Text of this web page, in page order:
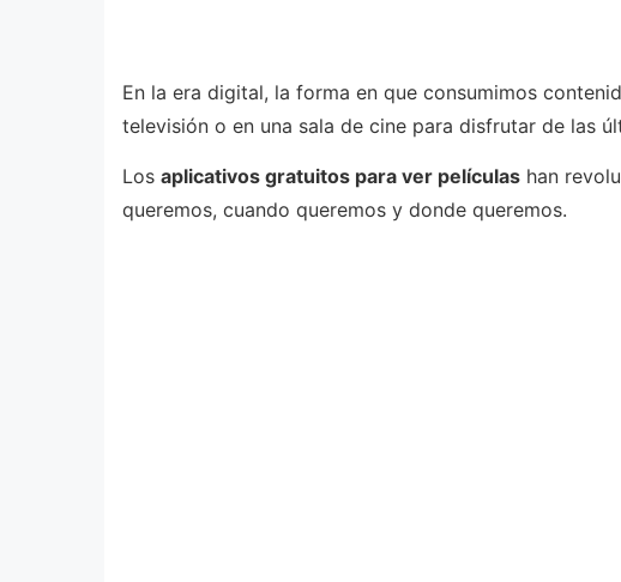
En la era digital, la forma en que consumimos
televisión o en una sala de cine para disfrutar de las
Los aplicativos gratuitos para ver películas han
queremos, cuando queremos y donde queremos.